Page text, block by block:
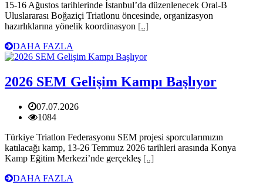
15-16 Ağustos tarihlerinde İstanbul’da düzenlenecek Oral-B
Uluslararası Boğaziçi Triatlonu öncesinde, organizasyon
hazırlıklarına yönelik koordinasyon [..]
DAHA FAZLA
2026 SEM Gelişim Kampı Başlıyor
07.07.2026
1084
Türkiye Triatlon Federasyonu SEM projesi sporcularımızın
katılacağı kamp, 13-26 Temmuz 2026 tarihleri arasında Konya
Kamp Eğitim Merkezi’nde gerçekleş [..]
DAHA FAZLA